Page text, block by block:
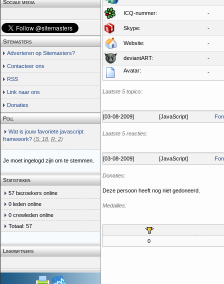
Sociale media
Sitemasters
Adverteren op Sitemasters?
Contacteer ons
RSS
Link naar ons
Donaties
Poll
Wat is jouw favoriete javascript
framework? (S: 18 R: 2)
Je moet ingelogd zijn om te stemmen.
Statistieken
57 bezoekers online
0 leden online
0 crewleden online
Totaal: 57
Linkpartners
ICQ-nummer: -
Skype: -
Website: -
deviantART: -
Avatar: -
Laatste 5 topics:
[03-08-2009] [JavaScript]
Laatste 5 reacties:
[03-08-2009] [JavaScript]
Donaties:
Deze persoon heeft nog niet gedoneerd.
Medailles:
0